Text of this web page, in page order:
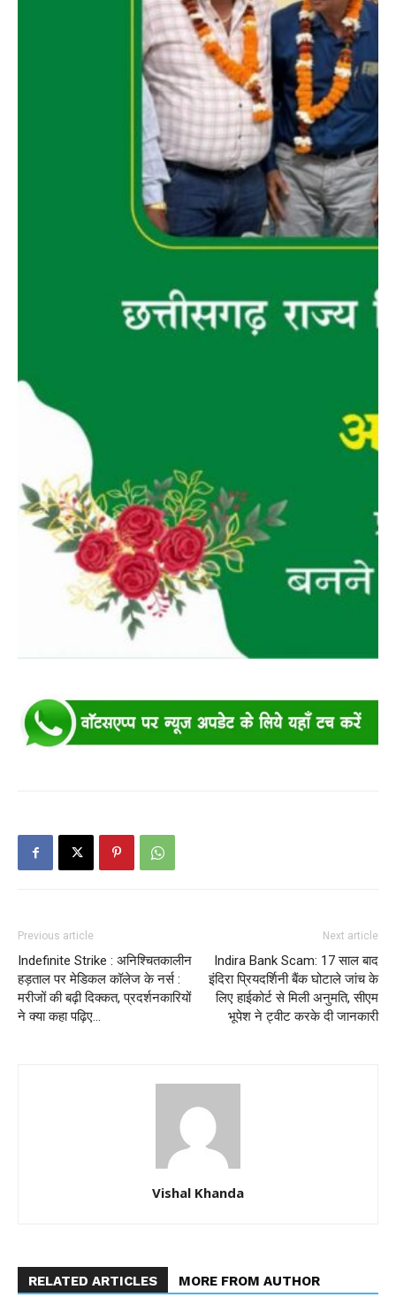
Previous article
Indefinite Strike : अनिश्चितकालीन
हड़ताल पर मेडिकल कॉलेज के नर्स :
मरीजों की बढ़ी दिक्कत, प्रदर्शनकारियों
ने क्या कहा पढ़िए…
Next article
Indira Bank Scam: 17 साल बाद
इंदिरा प्रियदर्शिनी बैंक घोटाले जांच के
लिए हाईकोर्ट से मिली अनुमति, सीएम
भूपेश ने ट्वीट करके दी जानकारी
Vishal Khanda
RELATED ARTICLES MORE FROM AUTHOR